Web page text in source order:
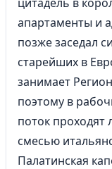
апартаменты и
позже заседал
старейших в
занимает
поэтому в
поток проходят
смесью
Палатинская